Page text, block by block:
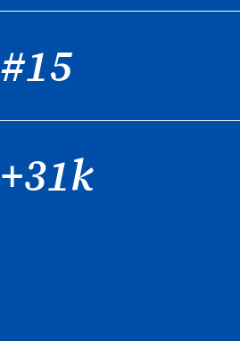
#15
+31k